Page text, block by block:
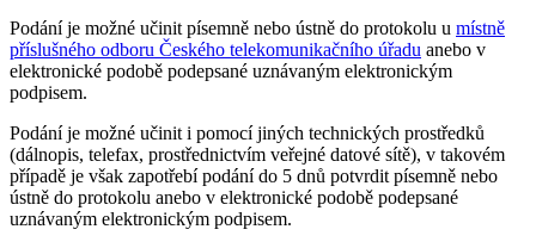
Podání je možné učinit písemně nebo ústně do protokolu u místně
příslušného odboru Českého telekomunikačního úřadu anebo v
elektronické podobě podepsané uznávaným elektronickým
podpisem.
Podání je možné učinit i pomocí jiných technických prostředků
(dálnopis, telefax, prostřednictvím veřejné datové sítě), v takovém
případě je však zapotřebí podání do 5 dnů potvrdit písemně nebo
ústně do protokolu anebo v elektronické podobě podepsané
uznávaným elektronickým podpisem.